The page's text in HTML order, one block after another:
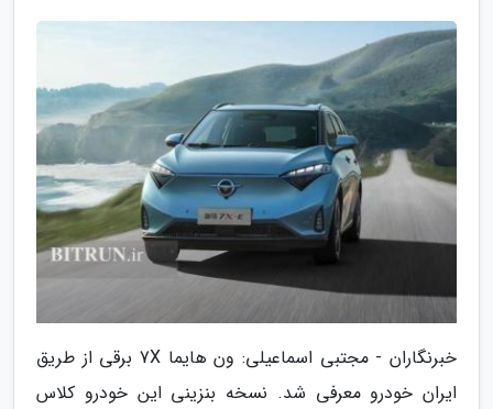
خبرنگاران - مجتبی اسماعیلی: ون هایما 7X برقی از طریق
ایران خودرو معرفی شد. نسخه بنزینی این خودرو کلاس